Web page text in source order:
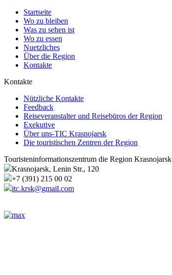
Startseite
Wo zu bleiben
Was zu sehen ist
Wo zu essen
Nuetzliches
Über die Region
Kontakte
Kontakte
Nützliche Kontakte
Feedback
Reiseveranstalter und Reisebüros der Region
Exekutive
Über uns-TIC Krasnojarsk
Die touristischen Zentren der Region
Touristeninformationszentrum die Region Krasnojarsk
Krasnojarsk, Lenin Str., 120
+7 (391) 215 00 02
itc.krsk@gmail.com